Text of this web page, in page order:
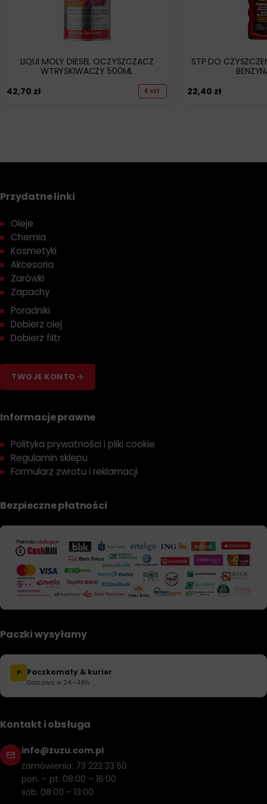
LIQUI MOLY DIESEL OCZYSZCZACZ
WTRYSKIWACZY 500ML
42,70 zł 4 szt.
STP DO
22,40 zł
Przydatne linki
Oleje
Chemia
Kosmetyki
Akcesoria
Żarówki
Zapachy
Poradniki
Dobierz olej
Dobierz filtr
TWOJE KONTO
Informacje prawne
Polityka prywatności i pliki cookie
Regulamin sklepu
Formularz zwrotu i reklamacji
Bezpieczne płatności
Paczki wysyłamy
P Paczkomaty & kurier
Dostawa w 24–48h
Kontakt i obsługa
info@zuzu.com.pl
zamówienia: 73 222 33 50
pon. – pt. 08:00 – 16:00
sob. 08:00 – 13:00